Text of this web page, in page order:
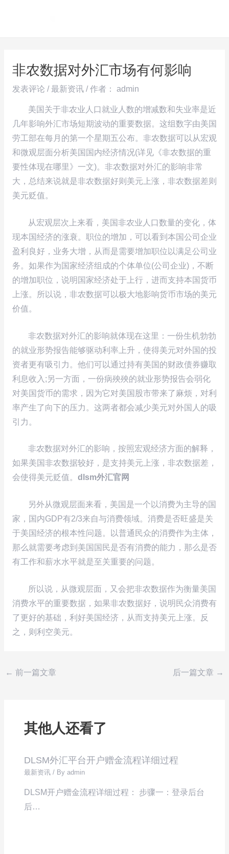
非农数据对外汇市场有何影响
发表评论 /最新资讯/ 作者： admin
美国关于非农业人口就业人数的增减数和失业率是近
几年影响外汇市场短期波动的重要数据。这组数字由美国
劳工部在每月的第一个星期五公布。非农数据可以从宏观
和微观层面分析美国国内经济情况(详见《非农数据的重
要性体现在哪里》一文)。非农数据对外汇的影响非常
大，总结来说就是非农数据好则美元上涨，非农数据差则
美元贬值。
从宏观层次上来看，美国非农业人口数量的变化，体
现本国经济的涨衰。职位的增加，可以看到本国公司企业
盈利良好，业务大增，从而是需要增加职位以满足公司业
务。如果作为国家经济组成的个体单位(公司企业)，不断
的增加职位，说明国家经济处于上行，进而支持本国货币
上涨。所以说，非农数据可以极大地影响货币市场的美元
价值。
非农数据对外汇的影响就体现在这里：一份生机勃勃
的就业形势报告能够驱动利率上升，使得美元对外国的投
资者更有吸引力。他们可以通过持有美国的财政债券赚取
利息收入;另一方面，一份病殃殃的就业形势报告会弱化
对美国货币的需求，因为它对美国股市带来了麻烦，对利
率产生了向下的压力。这两者都会减少美元对外国人的吸
引力。
非农数据对外汇的影响，按照宏观经济方面的解释，
如果美国非农数据较好，是支持美元上涨，非农数据差，
会使得美元贬值。 dlsm外汇官网
另外从微观层面来看，美国是一个以消费为主导的国
家，国内GDP有2/3来自与消费领域。消费是否旺盛是关
于美国经济的根本性问题。以普通民众的消费作为主体，
那么就需要考虑到美国国民是否有消费的能力，那么是否
有工作和薪水水平就是至关重要的问题。
所以说，从微观层面，又会把非农数据作为衡量美国
消费水平的重要数据，如果非农数据好，说明民众消费有
了更好的基础，利好美国经济，从而支持美元上涨。反
之，则利空美元。
← 前一篇文章 后一篇文章 →
其他人还看了
DLSM外汇平台开户赠金流程详细过程
最新资讯 / Byadmin
DLSM开户赠金流程详细过程： 步骤一：登录后台
后…